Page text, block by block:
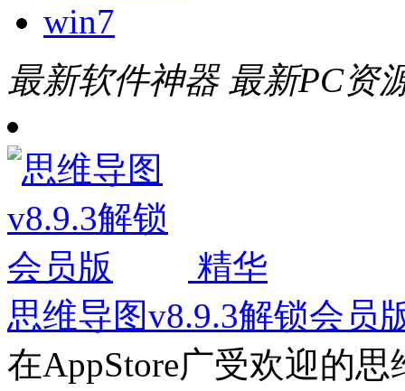
win7
最新软件神器 最新PC资
精华
思维导图v8.9.3解锁会员
在AppStore广受欢迎的